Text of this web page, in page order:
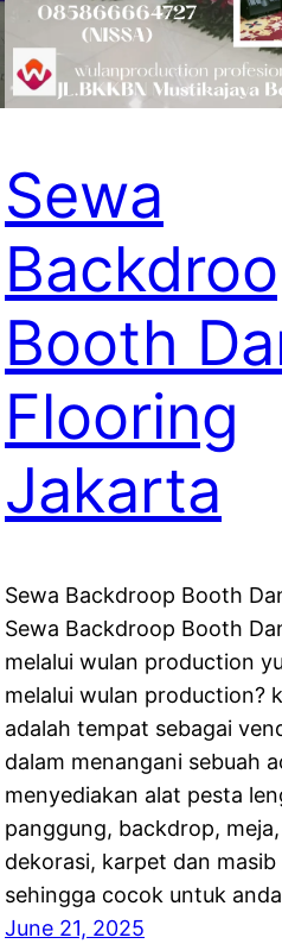
Sewa
Booth
Flooring
Jakarta
Sewa Backdroop Booth
Sewa Backdroop Booth
melalui wulan production
melalui wulan production?
adalah tempat sebagai
dalam menangani sebuah
menyediakan alat pesta
panggung, backdrop,
dekorasi, karpet dan
sehingga cocok untuk
June 21, 2025